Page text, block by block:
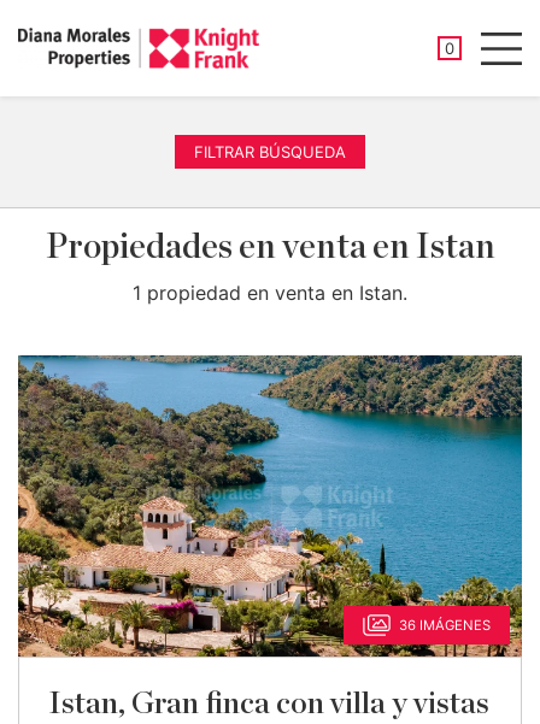
0
FILTRAR BÚSQUEDA
Propiedades en venta en Istan
1 propiedad en venta en Istan.
36 IMÁGENES
Istan, Gran finca con villa y vistas